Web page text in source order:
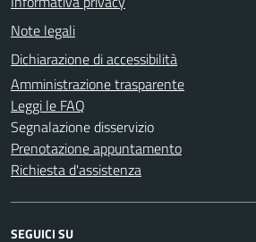
Note legali
Dichiarazione di accessibilità
Amministrazione trasparente
Leggi le FAQ
Segnalazione disservizio
Prenotazione appuntamento
Richiesta d'assistenza
SEGUICI SU